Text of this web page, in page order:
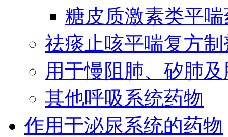
糖皮质激素类平
祛痰止咳平喘复方制
用于慢阻肺、矽肺
其他呼吸系统药物
作用于泌尿系统的药物